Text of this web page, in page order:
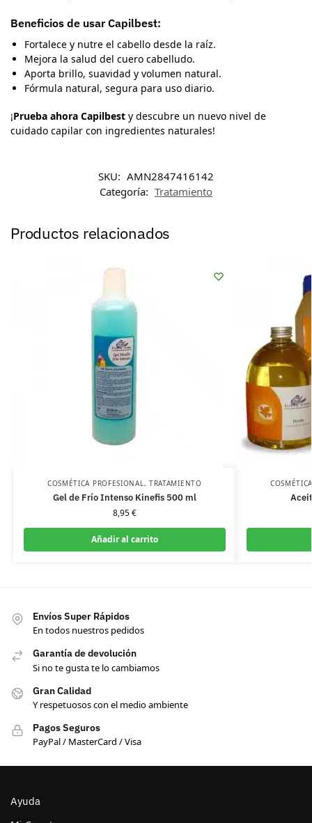
Beneficios de usar Capilbest:
Fortalece y nutre el cabello desde la raíz.
Mejora la salud del cuero cabelludo.
Aporta brillo, suavidad y volumen natural.
Fórmula natural, segura para uso diario.
¡Prueba ahora Capilbest y descubre un nuevo nivel de
cuidado capilar con ingredientes naturales!
SKU: AMN2847416142
Categoría: Tratamiento
Productos relacionados
COSMÉTICA PROFESIONAL, TRATAMIENTO
Gel de Frío Intenso Kinefis 500 ml
8,95€
Añadir al carrito
Envíos Super Rápidos
En todos nuestros pedidos
Garantía de devolución
Si no te gusta te lo cambiamos
Gran Calidad
Y respetuosos con el medio ambiente
Pagos Seguros
PayPal / MasterCard / Visa
Ayuda